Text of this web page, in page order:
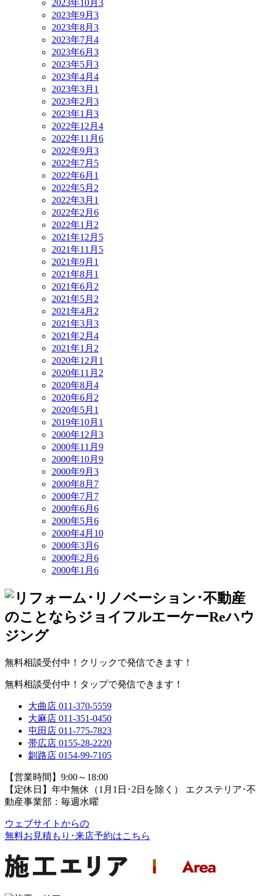
2023年10月 3
2023年9月 3
2023年8月 3
2023年7月 4
2023年6月 3
2023年5月 3
2023年4月 4
2023年3月 1
2023年2月 3
2023年1月 3
2022年12月 4
2022年11月 6
2022年9月 3
2022年7月 5
2022年6月 1
2022年5月 2
2022年3月 1
2022年2月 6
2022年1月 2
2021年12月 5
2021年11月 5
2021年9月 1
2021年8月 1
2021年6月 2
2021年5月 2
2021年4月 2
2021年3月 3
2021年2月 4
2021年1月 2
2020年12月 1
2020年11月 2
2020年8月 4
2020年6月 2
2020年5月 1
2019年10月 1
2000年12月 3
2000年11月 9
2000年10月 9
2000年9月 3
2000年8月 7
2000年7月 7
2000年6月 6
2000年5月 6
2000年4月 10
2000年3月 6
2000年2月 6
2000年1月 6
無料相談受付中！クリックで発信できます！
無料相談受付中！タップで発信できます！
大曲店 011-370-5559
大麻店 011-351-0450
屯田店 011-775-7823
帯広店 0155-28-2220
釧路店 0154-99-7105
【営業時間】9:00～18:00
【定休日】年中無休（1月1日･2日を除く） エクステリア･不
動産事業部：毎週水曜
ウェブサイトからの
無料お見積もり･来店予約はこちら